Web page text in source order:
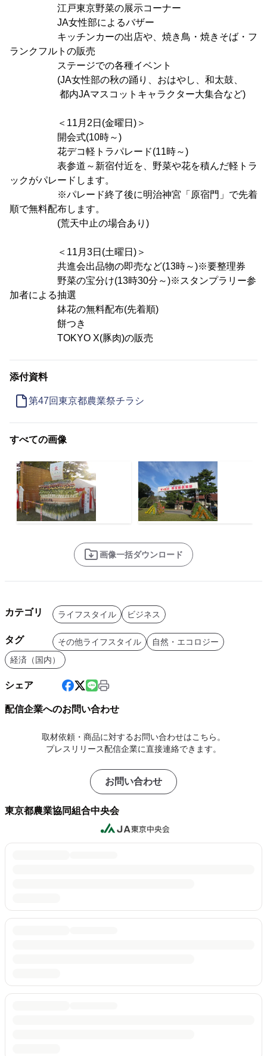
江戸東京野菜の展示コーナー
JA女性部によるバザー
キッチンカーの出店や、焼き鳥・焼きそば・フ
ランクフルトの販売
ステージでの各種イベント
(JA女性部の秋の踊り、おはやし、和太鼓、
都内JAマスコットキャラクター大集合など)
＜11月2日(金曜日)＞
開会式(10時～)
花デコ軽トラパレード(11時～)
表参道～新宿付近を、野菜や花を積んだ軽トラ
ックがパレードします。
※パレード終了後に明治神宮「原宿門」で先着
順で無料配布します。
(荒天中止の場合あり)
＜11月3日(土曜日)＞
共進会出品物の即売など(13時～)※要整理券
野菜の宝分け(13時30分～)※スタンプラリー参
加者による抽選
鉢花の無料配布(先着順)
餅つき
TOKYO X(豚肉)の販売
添付資料
第47回東京都農業祭チラシ
すべての画像
画像一括ダウンロード
カテゴリ ライフスタイル ビジネス
タグ その他ライフスタイル
自然・エコロジー
経済（国内）
シェア
配信企業へのお問い合わせ
取材依頼・商品に対するお問い合わせはこちら。
プレスリリース配信企業に直接連絡できます。
お問い合わせ
東京都農業協同組合中央会